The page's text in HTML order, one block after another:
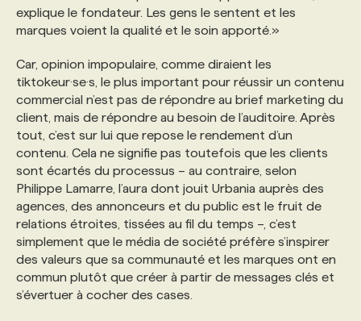
explique le fondateur. Les gens le sentent et les
marques voient la qualité et le soin apporté.»
Car, opinion impopulaire, comme diraient les
tiktokeur·se·s, le plus important pour réussir un contenu
commercial n’est pas de répondre au brief marketing du
client, mais de répondre au besoin de l’auditoire. Après
tout, c’est sur lui que repose le rendement d’un
contenu. Cela ne signifie pas toutefois que les clients
sont écartés du processus – au contraire, selon
Philippe Lamarre, l’aura dont jouit Urbania auprès des
agences, des annonceurs et du public est le fruit de
relations étroites, tissées au fil du temps –, c’est
simplement que le média de société préfère s’inspirer
des valeurs que sa communauté et les marques ont en
commun plutôt que créer à partir de messages clés et
s’évertuer à cocher des cases.